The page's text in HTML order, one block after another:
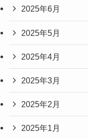
2025年6月
2025年5月
2025年4月
2025年3月
2025年2月
2025年1月